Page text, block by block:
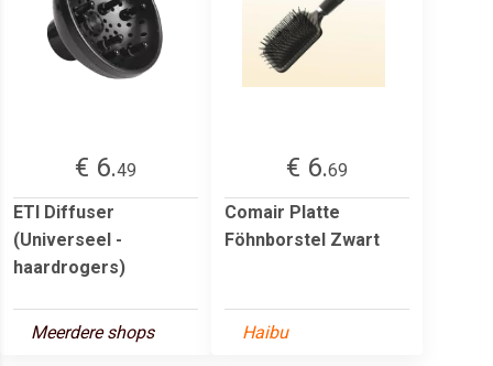
€ 6.49
ETI Diffuser
(Universeel -
haardrogers)
Meerdere shops
€ 6.69
Comair Platte
Föhnborstel Zwart
Haibu